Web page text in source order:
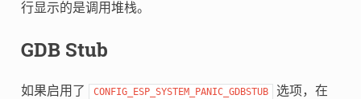
行显示的是调用堆栈。
GDB Stub
如果启用了 CONFIG_ESP_SYSTEM_PANIC_GDBSTUB
选项，在